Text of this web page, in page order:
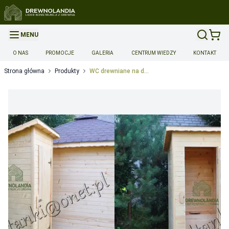
MENU
O NAS PROMOCJE GALERIA CENTRUM WIEDZY KONTAKT
Strona główna Produkty WC drewniane na działkę - producent Drewnolandia
Obróbki Blacharskie (opierzenia)-Wycena indywidualna
Pokrycia dachu PREMIUM - płatne dodatkowo
Gont brązowypremium-Wycena indywidualna
Gont czarnypremium-Wycena indywidualna
Gont czerwonypremium- Wycena indywidualna
Gont piaskowy
premium-Wycena indywidualna
Blachodachówka brązowa-Wycena indywidualna
Blachodachówka czarna
- Wycena indywidualna
Blachodachówka czerwona- Wycena indywidualna